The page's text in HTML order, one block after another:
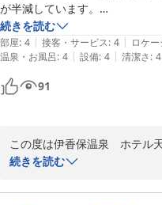
が半減しています。
冷房能力、省エネ効果を上げる
です。
続きを読む
部屋: 4 | 接客・サービス: 4 | ロケ
温泉・お風呂: 4 | 設備: 4 | 清潔さ: 4
91
この度は伊香保温泉　ホテル
うございます。
重ねて御礼申し上げます。
続きを読む